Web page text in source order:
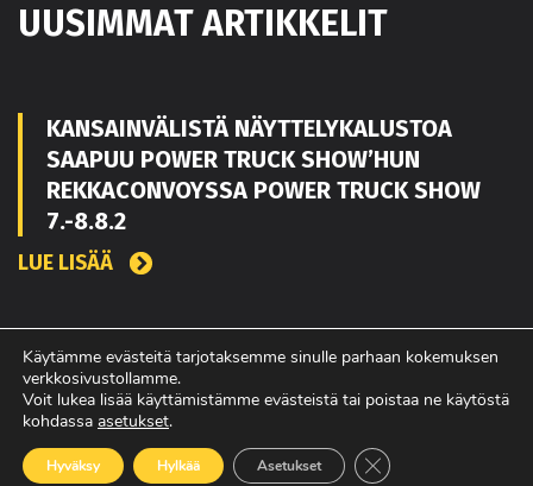
UUSIMMAT ARTIKKELIT
KANSAINVÄLISTÄ NÄYTTELYKALUSTOA
SAAPUU POWER TRUCK SHOW’HUN
REKKACONVOYSSA POWER TRUCK SHOW
7.-8.8.2
LUE LISÄÄ
TOUKO KAAKKO VAHVISTAMAAN MATEKON
MYYNTIÄ PIRKANMAALLA
LUE LISÄÄ
Käytämme evästeitä tarjotaksemme sinulle parhaan kokemuksen
verkkosivustollamme.
Voit lukea lisää käyttämistämme evästeistä tai poistaa ne käytöstä
kohdassa asetukset.
Hyväksy Hylkää Asetukset Sulje evästebanneri